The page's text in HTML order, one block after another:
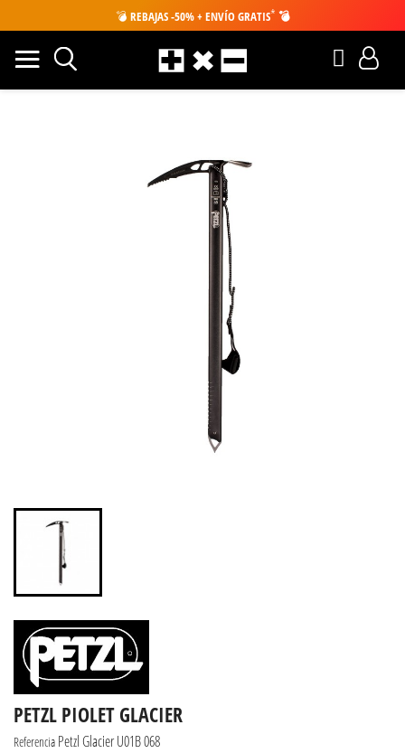
💣 REBAJAS -50% + ENVÍO GRATIS* 💣
PETZL PIOLET GLACIER
Referencia Petzl Glacier U01B 068